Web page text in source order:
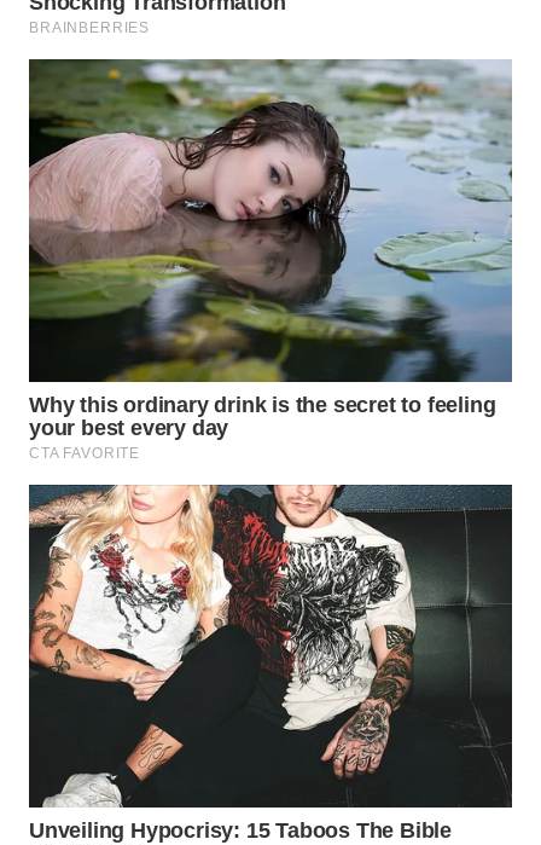
DEPOK
WN
TAPANULI
UTARA
WN
SAMOSIR
WN
PADANG
WN
SUMEDANG
WN
CIANJUR
WN
KEPULAUAN
SERIBU
WN
WN
BINJAI